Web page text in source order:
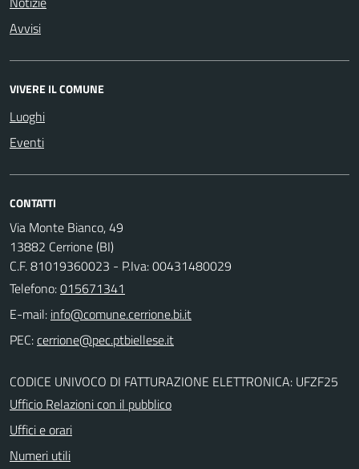
Avvisi
VIVERE IL COMUNE
Luoghi
Eventi
CONTATTI
Via Monte Bianco, 49
13882 Cerrione (BI)
C.F. 81019360023 - P.Iva: 00431480029
Telefono:015671341
E-mail:
PEC:
CODICE UNIVOCO DI FATTURAZIONE ELETTRONICA: UFZF25
Ufficio Relazioni con il pubblico
Uffici e orari
Numeri utili